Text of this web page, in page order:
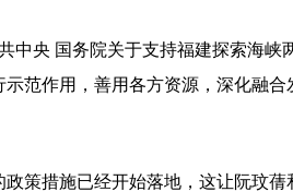
央 国务院关于支持福建探索海峡
范作用，善用各方资源，深化融
措施已经开始落地，这让阮玟蒨